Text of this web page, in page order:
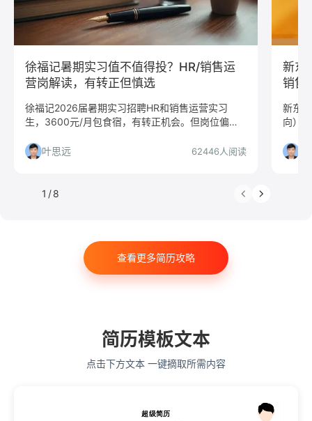
数据分析 嵌入式 市场/营销
采购贸易
外贸 文案/策划
SEO/SEM
新媒体
清华大学 北京大学
复旦大学
上海交通大学
浙江大学
中山大学
中国人民大学
对外经贸大学 香港大学
四川大学
南开大学
南京大学 吉林大学
中南大学
深圳大学
咨询
银行
汽车
艺术与设计 电子信息工程
徐福记暑期实习值不值得投？HR/销售运
营岗解读，有转正但慎选
徐福记2026届暑期实习招聘HR和销售运营实习
生，3600元/月包食宿，有转正机会。但岗位偏执
出判断。
叶思远 62446人阅读
新东
销售
新东
向）
1 /8
查看更多简历攻略
简历模板文本
点击下方文本 一键摘取所需内容
超级简历